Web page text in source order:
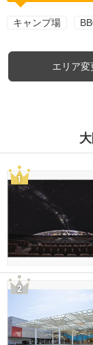
キャンプ場
エリア変